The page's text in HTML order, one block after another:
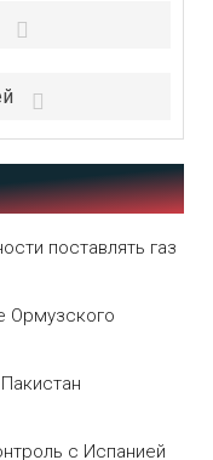
поставлять газ
Ормузского
с Испанией